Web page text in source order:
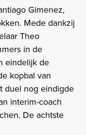
Gimenez,
Mede dankzij
Theo
in de
eindelijk de
kopbal van
duel nog eindigde
interim-coach
De achtste